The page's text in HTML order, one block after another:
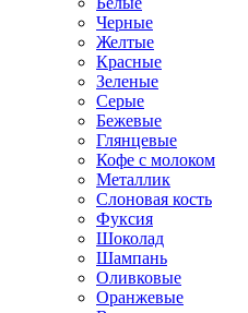
Черные
Желтые
Красные
Зеленые
Серые
Бежевые
Глянцевые
Кофе с молоком
Металлик
Слоновая кость
Фуксия
Шоколад
Шампань
Оливковые
Оранжевые